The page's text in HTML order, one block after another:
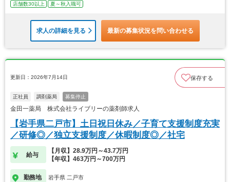
店舗数30以上
夏～秋入職可
求人の詳細を見る 最新の募集状況を問い合わせる
更新日：2026年7月14日 保存する
正社員 調剤薬局 募集停止
金田一薬局 株式会社ライブリーの薬剤師求人
【岩手県二戸市】土日祝日休み／子育て支援制度充実
／研修◎／独立支援制度／休暇制度◎／社宅
給与
【月収】28.9万円～43.7万円
【年収】463万円～700万円
勤務地 岩手県 二戸市